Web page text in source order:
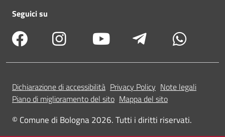
Seguici su
Dichiarazione di accessibilità Privacy Policy Note legali
Piano di miglioramento del sito Mappa del sito
© Comune di Bologna 2026. Tutti i diritti riservati.